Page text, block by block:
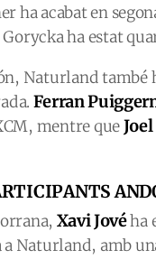
ha acabat en
ha estat
Naturland també
Ferran
mentre que
Xavi Jovéha
Naturland, amb